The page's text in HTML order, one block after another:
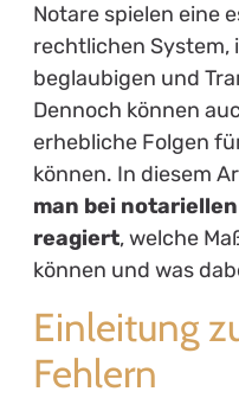
Notare spielen eine
rechtlichen System,
beglaubigen und
Dennoch können
erhebliche Folgen
können. In diesem
man bei
reagiert, welche
können und was
Einleitung
Fehlern